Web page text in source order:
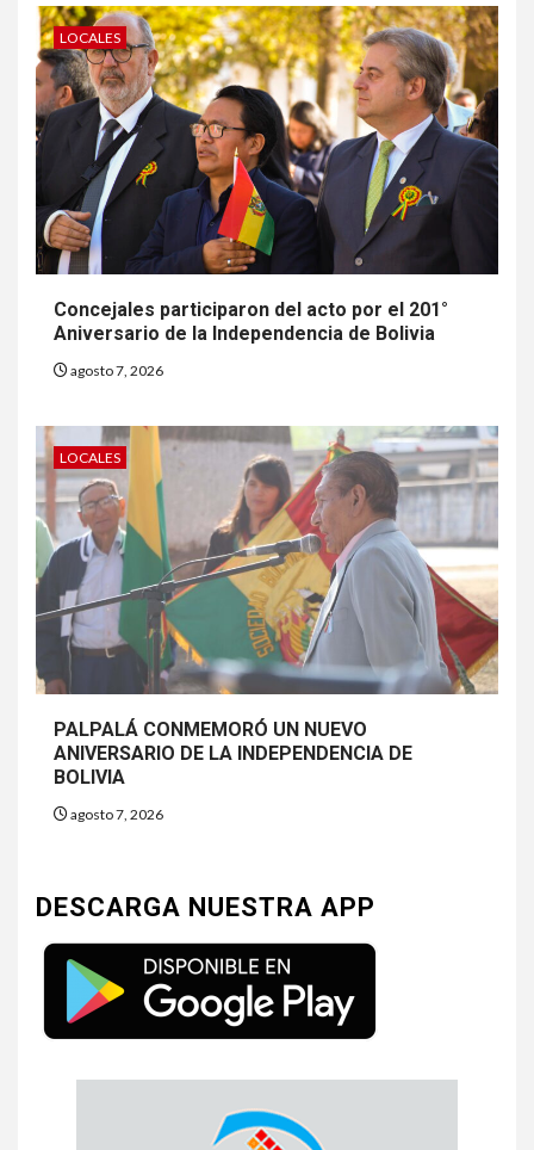
LOCALES
Concejales participaron del acto por el 201°
Aniversario de la Independencia de Bolivia
agosto 7, 2026
LOCALES
PALPALÁ CONMEMORÓ UN NUEVO
ANIVERSARIO DE LA INDEPENDENCIA DE
BOLIVIA
agosto 7, 2026
DESCARGA NUESTRA APP